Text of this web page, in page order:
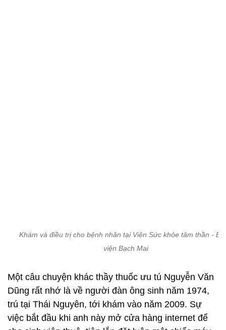
Thời gian đầu, anh còn rất năng nổ quản lý cửa
hàng, tuy nhiên dần dần, gia đình phát hiện anh chỉ
ngồi trong phòng để chơi game mà không ra ngoài